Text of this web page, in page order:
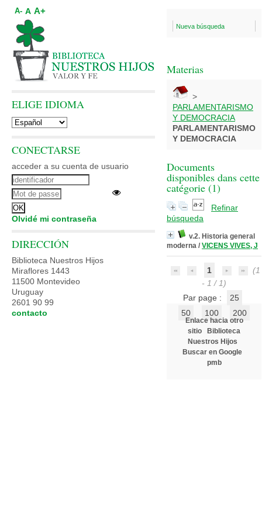
Nueva búsqueda
Materias
>
PARLAMENTARISMO
Y DEMOCRACIA
PARLAMENTARISMO
Y DEMOCRACIA
Documents
disponibles dans cette
catégorie (1)
Refinar
búsqueda
v.2. Historia general
moderna / VICENS VIVES, J
1
(1
- 1 / 1)
Par page :
25
50
100 200
Enlace hacia otro
sitio
Biblioteca
Nuestros Hijos
Buscar en Google
pmb
A- A A+
ELIGE IDIOMA
CONECTARSE
acceder a su cuenta de usuario
Olvidé mi contraseña
DIRECCIÓN
Biblioteca Nuestros Hijos
Miraflores 1443
11500 Montevideo
Uruguay
2601 90 99
contacto